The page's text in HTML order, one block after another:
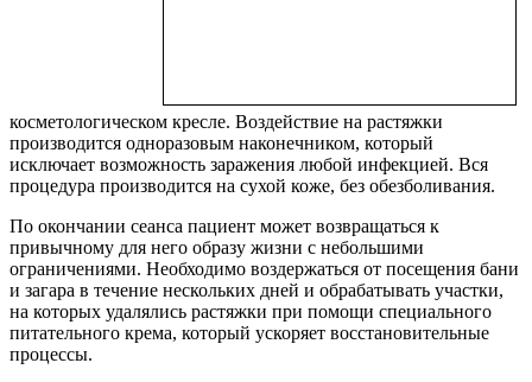
косметологическом кресле. Воздействие на растяжки
производится одноразовым наконечником, который
исключает возможность заражения любой инфекцией. Вся
процедура производится на сухой коже, без обезболивания.
По окончании сеанса пациент может возвращаться к
привычному для него образу жизни с небольшими
ограничениями. Необходимо воздержаться от посещения бани
и загара в течение нескольких дней и обрабатывать участки,
на которых удалялись растяжки при помощи специального
питательного крема, который ускоряет восстановительные
процессы.